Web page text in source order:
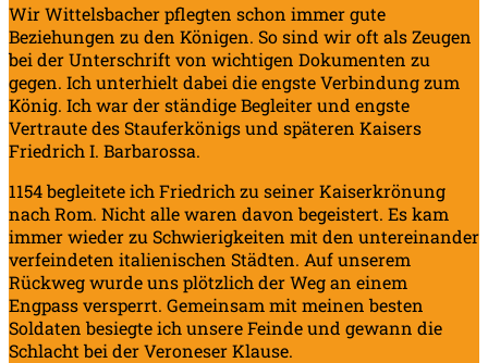
Wir Wittelsbacher pflegten schon immer gute
Beziehungen zu den Königen. So sind wir oft als Zeugen
bei der Unterschrift von wichtigen Dokumenten zu
gegen. Ich unterhielt dabei die engste Verbindung zum
König. Ich war der ständige Begleiter und engste
Vertraute des Stauferkönigs und späteren Kaisers
Friedrich I. Barbarossa.
1154 begleitete ich Friedrich zu seiner Kaiserkrönung
nach Rom. Nicht alle waren davon begeistert. Es kam
immer wieder zu Schwierigkeiten mit den untereinander
verfeindeten italienischen Städten. Auf unserem
Rückweg wurde uns plötzlich der Weg an einem
Engpass versperrt. Gemeinsam mit meinen besten
Soldaten besiegte ich unsere Feinde und gewann die
Schlacht bei der Veroneser Klause.